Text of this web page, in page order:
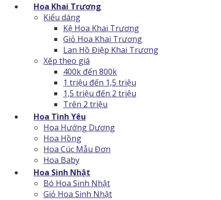
Hoa Khai Trương
Kiểu dáng
Kệ Hoa Khai Trương
Giỏ Hoa Khai Trương
Lan Hồ Điệp Khai Trương
Xếp theo giá
400k đến 800k
1 triệu đến 1,5 triệu
1,5 triệu đến 2 triệu
Trên 2 triệu
Hoa Tình Yêu
Hoa Hướng Dương
Hoa Hồng
Hoa Cúc Mẫu Đơn
Hoa Baby
Hoa Sinh Nhật
Bó Hoa Sinh Nhật
Giỏ Hoa Sinh Nhật